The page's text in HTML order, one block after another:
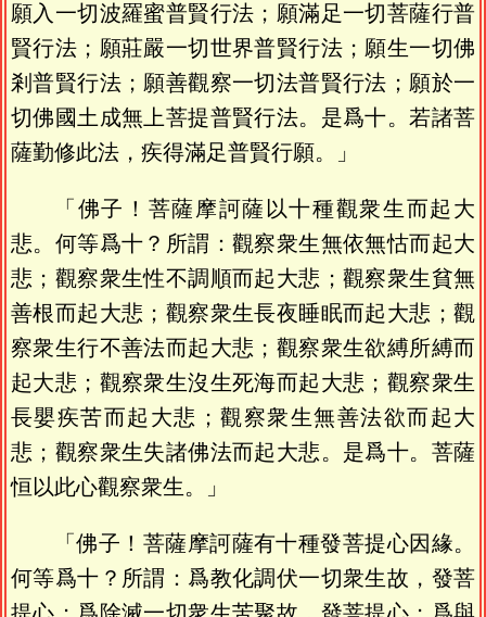
願入一切波羅蜜普賢行法；願滿足一切菩薩行普
賢行法；願莊嚴一切世界普賢行法；願生一切佛
剎普賢行法；願善觀察一切法普賢行法；願於一
切佛國土成無上菩提普賢行法。是爲十。若諸菩
薩勤修此法，疾得滿足普賢行願。」
「佛子！菩薩摩訶薩以十種觀衆生而起大
悲。何等爲十？所謂：觀察衆生無依無怙而起大
悲；觀察衆生性不調順而起大悲；觀察衆生貧無
善根而起大悲；觀察衆生長夜睡眠而起大悲；觀
察衆生行不善法而起大悲；觀察衆生欲縛所縛而
起大悲；觀察衆生沒生死海而起大悲；觀察衆生
長嬰疾苦而起大悲；觀察衆生無善法欲而起大
悲；觀察衆生失諸佛法而起大悲。是爲十。菩薩
恒以此心觀察衆生。」
「佛子！菩薩摩訶薩有十種發菩提心因緣。
何等爲十？所謂：爲教化調伏一切衆生故，發菩